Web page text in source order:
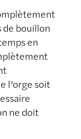
de bouillon
en
l’orge soit
ne doit